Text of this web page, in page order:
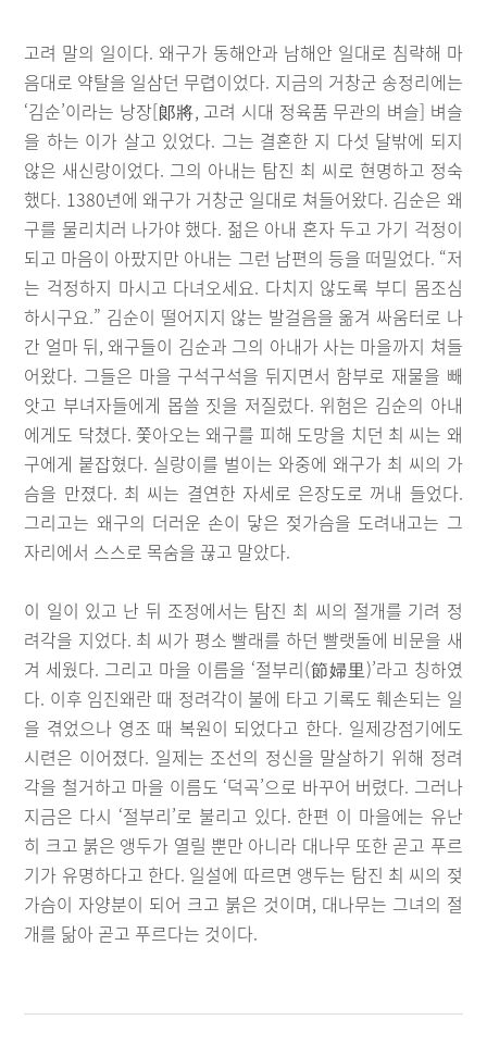
고려 말의 일이다. 왜구가 동해안과 남해안 일대로 침략해 마
음대로 약탈을 일삼던 무렵이었다. 지금의 거창군 송정리에는
‘김순’이라는 낭장[郞將, 고려 시대 정육품 무관의 벼슬] 벼슬
을 하는 이가 살고 있었다. 그는 결혼한 지 다섯 달밖에 되지
않은 새신랑이었다. 그의 아내는 탐진 최 씨로 현명하고 정숙
했다. 1380년에 왜구가 거창군 일대로 쳐들어왔다. 김순은 왜
구를 물리치러 나가야 했다. 젊은 아내 혼자 두고 가기 걱정이
되고 마음이 아팠지만 아내는 그런 남편의 등을 떠밀었다. “저
는 걱정하지 마시고 다녀오세요. 다치지 않도록 부디 몸조심
하시구요.” 김순이 떨어지지 않는 발걸음을 옮겨 싸움터로 나
간 얼마 뒤, 왜구들이 김순과 그의 아내가 사는 마을까지 쳐들
어왔다. 그들은 마을 구석구석을 뒤지면서 함부로 재물을 빼
앗고 부녀자들에게 몹쓸 짓을 저질렀다. 위험은 김순의 아내
에게도 닥쳤다. 쫓아오는 왜구를 피해 도망을 치던 최 씨는 왜
구에게 붙잡혔다. 실랑이를 벌이는 와중에 왜구가 최 씨의 가
슴을 만졌다. 최 씨는 결연한 자세로 은장도로 꺼내 들었다.
그리고는 왜구의 더러운 손이 닿은 젖가슴을 도려내고는 그
자리에서 스스로 목숨을 끊고 말았다.
이 일이 있고 난 뒤 조정에서는 탐진 최 씨의 절개를 기려 정
려각을 지었다. 최 씨가 평소 빨래를 하던 빨랫돌에 비문을 새
겨 세웠다. 그리고 마을 이름을 ‘절부리(節婦里)’라고 칭하였
다. 이후 임진왜란 때 정려각이 불에 타고 기록도 훼손되는 일
을 겪었으나 영조 때 복원이 되었다고 한다. 일제강점기에도
시련은 이어졌다. 일제는 조선의 정신을 말살하기 위해 정려
각을 철거하고 마을 이름도 ‘덕곡’으로 바꾸어 버렸다. 그러나
지금은 다시 ‘절부리’로 불리고 있다. 한편 이 마을에는 유난
히 크고 붉은 앵두가 열릴 뿐만 아니라 대나무 또한 곧고 푸르
기가 유명하다고 한다. 일설에 따르면 앵두는 탐진 최 씨의 젖
가슴이 자양분이 되어 크고 붉은 것이며, 대나무는 그녀의 절
개를 닮아 곧고 푸르다는 것이다.